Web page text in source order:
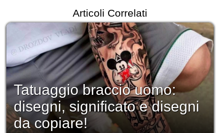
Articoli Correlati
Tatuaggio braccio uomo:
disegni, significato e disegni
da copiare!